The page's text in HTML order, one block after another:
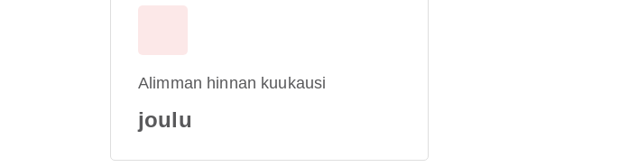
Alimman hinnan kuukausi
joulu